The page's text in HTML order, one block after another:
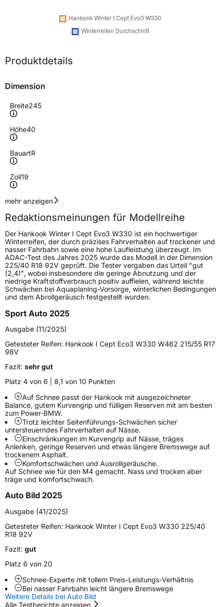
Produktdetails
Dimension
Breite245
Höhe40
BauartR
Zoll19
Geschwindigkeitsindex
Höchstgeschwindigkeit
240 km/h
Lastindex98
Höchstlast750 kg
Generelle Merkmale
Fahrzeugtyp PKW
VerwendungWinterreifen
ModellnameWinter I Cept Evo3 W330
FahrzeugartPKW & SUV
Weitere Eigenschaften
SchlauchtypTL
ZustandNeureifen
M+SJa
Verstärkt XL
Effizienz D
NasshaftungB
Rollgeräusch (Klasse)
Rollgeräusch (dB)72
Fahrzeugklasse C1
mehr anzeigen
Redaktionsmeinungen für Modellreihe
Der Hankook Winter I Cept Evo3 W330 ist ein hochwertiger
Winterreifen, der durch präzises Fahrverhalten auf trockener und
nasser Fahrbahn sowie eine hohe Laufleistung überzeugt. Im
ADAC-Test des Jahres 2025 wurde das Modell in der Dimension
225/40 R18 92V geprüft. Die Tester vergaben das Urteil "gut
(2,4)", wobei insbesondere die geringe Abnutzung und der
niedrige Kraftstoffverbrauch positiv auffielen, während leichte
Schwächen bei Aquaplaning-Vorsorge, winterlichen Bedingungen
und dem Abrollgeräusch festgestellt wurden.
Sport Auto 2025
Ausgabe (11/2025)
Getesteter Reifen: Hankook I Cept Eco3 W330 W462 215/55 R17
98V
Fazit: sehr gut
Platz 4 von 6 | 8,1 von 10 Punkten
Auf Schnee passt der Hankook mit ausgezeichneter
Balance, gutem Kurvengrip und fülligen Reserven mit am besten
zum Power-BMW.
Trotz leichter Seitenführungs-Schwächen sicher
untersteuerndes Fahrverhalten auf Nässe.
Einschränkungen im Kurvengrip auf Nässe, träges
Anlenken, geringe Reserven und etwas längere Bremswege auf
trockenem Asphalt.
Komfortschwächen und Ausrollgeräusche.
Auf Schnee wie für den M4 gemacht. Nass und trocken aber
träge und komfortschwach.
Auto Bild 2025
Ausgabe (41/2025)
Getesteter Reifen: Hankook Winter I Cept Evo3 W330 225/40
R18 92V
Fazit: gut
Platz 6 von 20
Schnee-Experte mit tollem Preis-Leistungs-Verhältnis
Bei nasser Fahrbahn leicht längere Bremswege
Weitere Details bei Auto Bild
Alle Testberichte anzeigen